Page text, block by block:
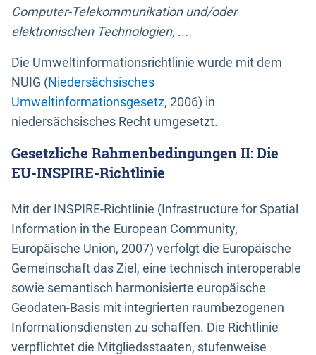
Computer-Telekommunikation und/oder
elektronischen Technologien, ...
Die Umweltinformationsrichtlinie wurde mit dem
NUIG (Niedersächsisches
Umweltinformationsgesetz, 2006) in
niedersächsisches Recht umgesetzt.
Gesetzliche Rahmenbedingungen II: Die
EU-INSPIRE-Richtlinie
Mit der INSPIRE-Richtlinie (Infrastructure for Spatial
Information in the European Community,
Europäische Union, 2007) verfolgt die Europäische
Gemeinschaft das Ziel, eine technisch interoperable
sowie semantisch harmonisierte europäische
Geodaten-Basis mit integrierten raumbezogenen
Informationsdiensten zu schaffen. Die Richtlinie
verpflichtet die Mitgliedsstaaten, stufenweise